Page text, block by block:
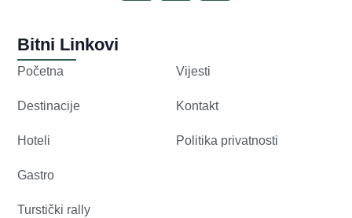
Bitni Linkovi
Početna
Destinacije
Hoteli
Gastro
Turstički rally
Vijesti
Kontakt
Politika privatnosti